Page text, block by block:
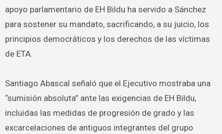
apoyo parlamentario de EH Bildu ha servido a Sánchez
para sostener su mandato, sacrificando, a su juicio, los
principios democráticos y los derechos de las víctimas
de ETA.
Santiago Abascal señaló que el Ejecutivo mostraba una
“sumisión absoluta” ante las exigencias de EH Bildu,
incluidas las medidas de progresión de grado y las
excarcelaciones de antiguos integrantes del grupo